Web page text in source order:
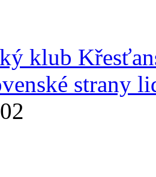
klub
strany